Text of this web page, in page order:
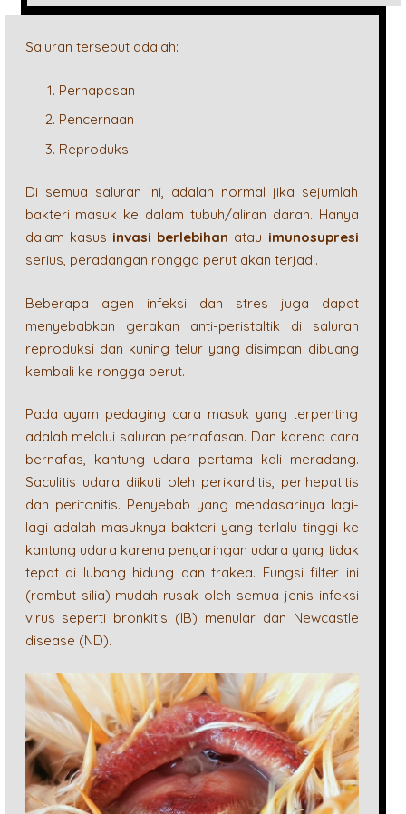
Saluran tersebut adalah:
Pernapasan
Pencernaan
Reproduksi
Di semua saluran ini, adalah normal jika sejumlah
bakteri masuk ke dalam tubuh/aliran darah. Hanya
dalam kasus invasi berlebihan atau imunosupresi
serius, peradangan rongga perut akan terjadi.
Beberapa agen infeksi dan stres juga dapat
menyebabkan gerakan anti-peristaltik di saluran
reproduksi dan kuning telur yang disimpan dibuang
kembali ke rongga perut.
Pada ayam pedaging cara masuk yang terpenting
adalah melalui saluran pernafasan. Dan karena cara
bernafas, kantung udara pertama kali meradang.
Saculitis udara diikuti oleh perikarditis, perihepatitis
dan peritonitis. Penyebab yang mendasarinya lagi-
lagi adalah masuknya bakteri yang terlalu tinggi ke
kantung udara karena penyaringan udara yang tidak
tepat di lubang hidung dan trakea. Fungsi filter ini
(rambut-silia) mudah rusak oleh semua jenis infeksi
virus seperti bronkitis (IB) menular dan Newcastle
disease (ND).